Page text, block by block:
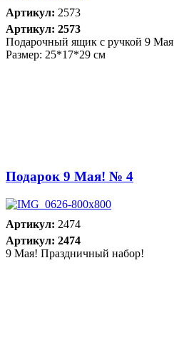
Артикул: 2573
Артикул: 2573
Подарочный ящик с ручкой 9 Мая
Размер: 25*17*29 см
Подарок 9 Мая! № 4
Артикул: 2474
Артикул: 2474
9 Мая! Праздничный набор!